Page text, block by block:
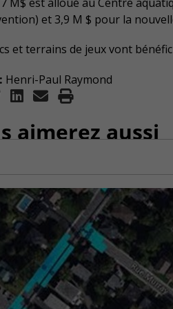
et 3,9 M $ pour la
et terrains de jeux vont
Henri-Paul Raymond
aimerez aussi